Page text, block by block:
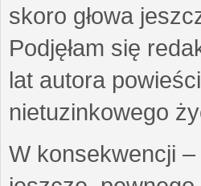
skoro głowa
Podjęłam się
lat autora
nietuzinkowego
W konsekwencji